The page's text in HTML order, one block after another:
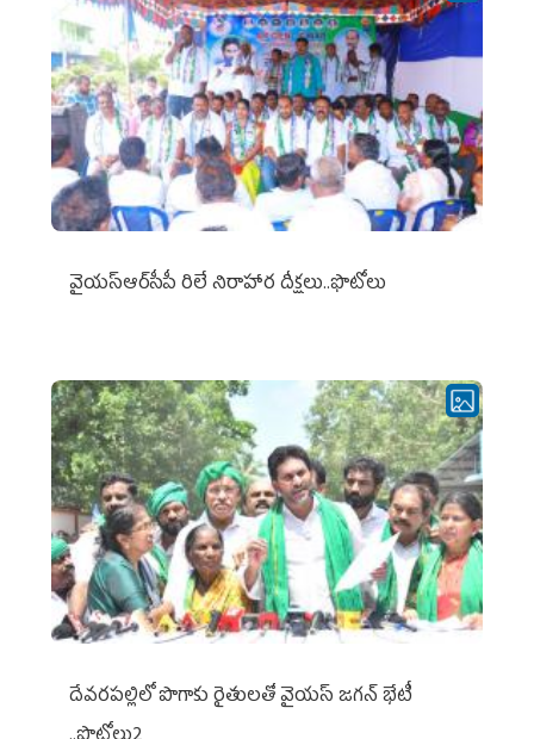
వైయ‌స్ఆర్‌సీపీ రిలే నిరాహార దీక్షలు..ఫొటోలు
దేవరపల్లిలో పొగాకు రైతులతో వైయస్ జగన్ భేటీ